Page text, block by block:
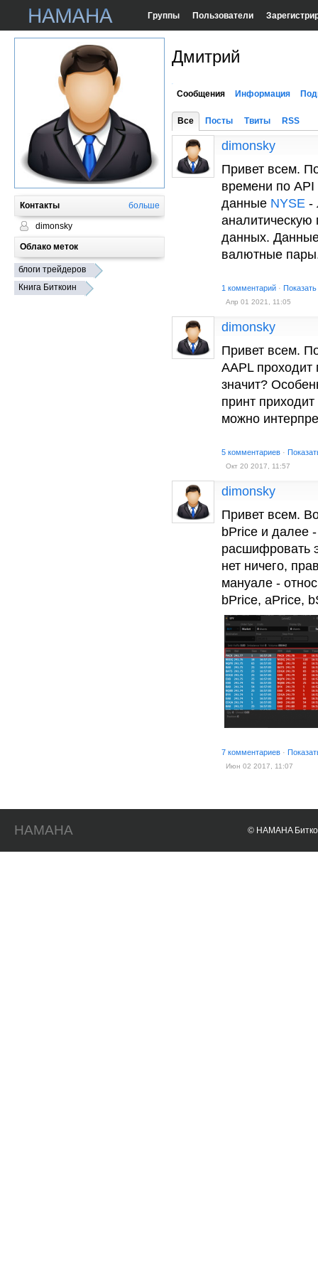
Группы Пользователи
Контакты больше
dimonsky
Облако меток
блоги трейдеров
Книга Биткоин
Дмитрий
Сообщения Информация
Все Посты Твиты RSS
dimonsky
Привет всем.
времени по API
данные NYSE -
данных.
валютные
1 комментарий ·
Апр 01 2021, 11:05
dimonsky
Привет всем.
AAPL проходит
значит?
принт
можно
5 комментариев ·
Окт 20 2017, 11:57
dimonsky
Привет всем.
bPrice и далее
расшифровать
нет ничего,
мануале -
bPrice, aPrice,
7 комментариев ·
Июн 02 2017, 11:07
HAMAHA © HAMAHA